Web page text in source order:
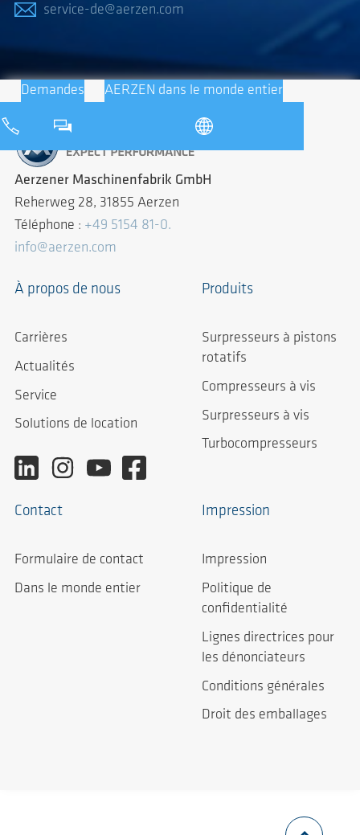
service-de@aerzen.com
Demandes AERZEN dans le monde entier
Aerzener Maschinenfabrik GmbH
Reherweg 28, 31855 Aerzen
Téléphone : +49 5154 81-0.
info@aerzen.com
À propos de nous
Carrières
Actualités
Service
Solutions de location
Produits
Surpresseurs à pistons
rotatifs
Compresseurs à vis
Surpresseurs à vis
Turbocompresseurs
Contact
Formulaire de contact
Dans le monde entier
Impression
Impression
Politique de
confidentialité
Lignes directrices pour
les dénonciateurs
Conditions générales
Droit des emballages